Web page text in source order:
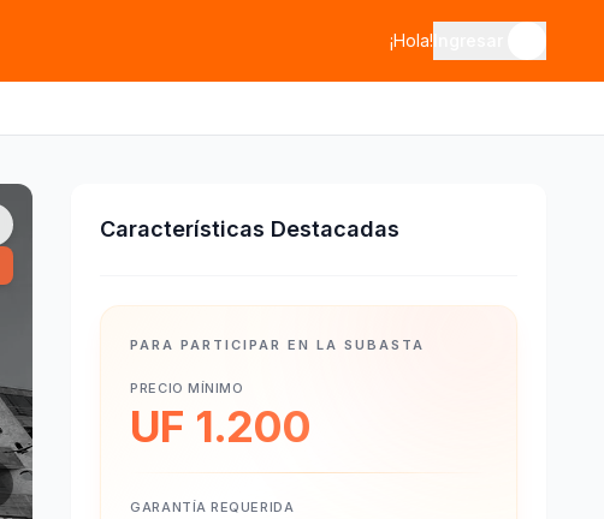
¡Hola!
Características Destacadas
PARA PARTICIPAR EN LA SUBASTA
PRECIO MÍNIMO
UF 1.200
GARANTÍA REQUERIDA